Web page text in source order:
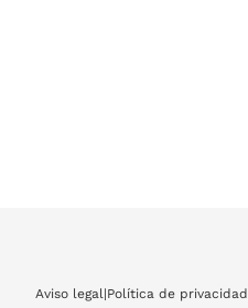
Aviso legal|Política de privacidad